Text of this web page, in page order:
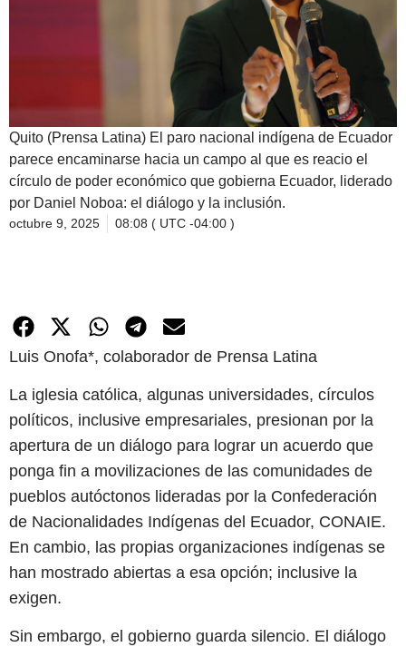
Quito (Prensa Latina) El paro nacional indígena de Ecuador
parece encaminarse hacia un campo al que es reacio el
círculo de poder económico que gobierna Ecuador, liderado
por Daniel Noboa: el diálogo y la inclusión.
octubre 9, 2025 08:08 ( UTC -04:00 )
Luis Onofa*, colaborador de Prensa Latina
La iglesia católica, algunas universidades, círculos
políticos, inclusive empresariales, presionan por la
apertura de un diálogo para lograr un acuerdo que
ponga fin a movilizaciones de las comunidades de
pueblos autóctonos lideradas por la Confederación
de Nacionalidades Indígenas del Ecuador, CONAIE.
En cambio, las propias organizaciones indígenas se
han mostrado abiertas a esa opción; inclusive la
exigen.
Sin embargo, el gobierno guarda silencio. El diálogo